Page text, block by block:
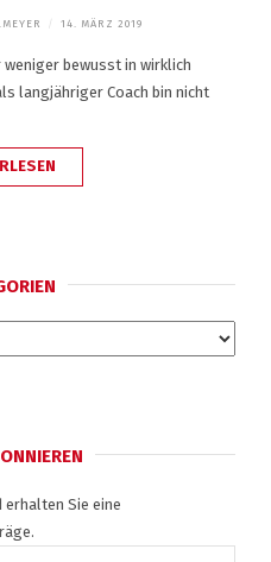
14. MÄRZ 2019
bewusst in wirklich
langjähriger Coach bin nicht
„XEIS
erhalten Sie eine